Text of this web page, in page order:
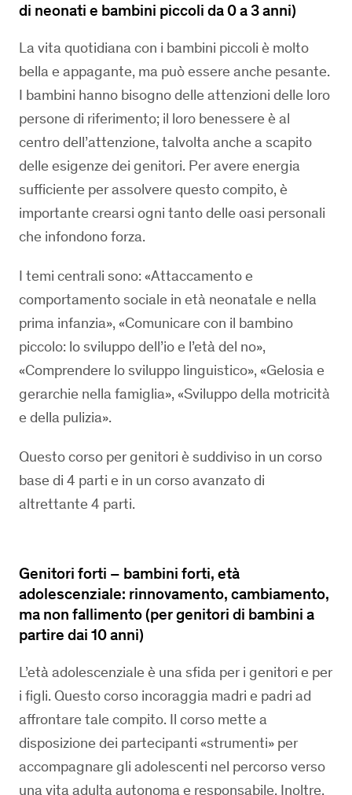
di neonati e bambini piccoli da 0 a 3 anni)
La vita quotidiana con i bambini piccoli è molto
bella e appagante, ma può essere anche pesante.
I bambini hanno bisogno delle attenzioni delle loro
persone di riferimento; il loro benessere è al
centro dell’attenzione, talvolta anche a scapito
delle esigenze dei genitori. Per avere energia
sufficiente per assolvere questo compito, è
importante crearsi ogni tanto delle oasi personali
che infondono forza.
I temi centrali sono: «Attaccamento e
comportamento sociale in età neonatale e nella
prima infanzia», «Comunicare con il bambino
piccolo: lo sviluppo dell’io e l’età del no»,
«Comprendere lo sviluppo linguistico», «Gelosia e
gerarchie nella famiglia», «Sviluppo della motricità
e della pulizia».
Questo corso per genitori è suddiviso in un corso
base di 4 parti e in un corso avanzato di
altrettante 4 parti.
Genitori forti – bambini forti, età
adolescenziale: rinnovamento, cambiamento,
ma non fallimento (per genitori di bambini a
partire dai 10 anni)
L’età adolescenziale è una sfida per i genitori e per
i figli. Questo corso incoraggia madri e padri ad
affrontare tale compito. Il corso mette a
disposizione dei partecipanti «strumenti» per
accompagnare gli adolescenti nel percorso verso
una vita adulta autonoma e responsabile. Inoltre,